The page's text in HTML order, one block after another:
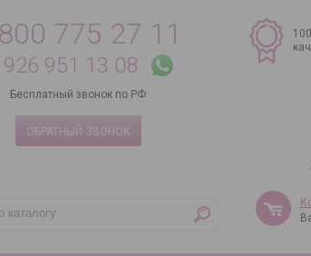
775 27 11
951 13 08
Бесплатный звонок по РФ
ОБРАТНЫЙ ЗВОНОК